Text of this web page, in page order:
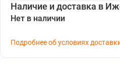
Наличие и доставка в
Нет в наличии
Подробнее об условиях